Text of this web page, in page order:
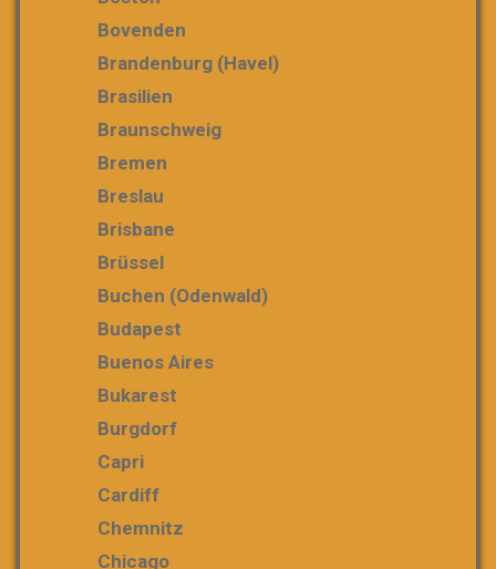
Bovenden
Brandenburg (Havel)
Brasilien
Braunschweig
Bremen
Breslau
Brisbane
Brüssel
Buchen (Odenwald)
Budapest
Buenos Aires
Bukarest
Burgdorf
Capri
Cardiff
Chemnitz
Chicago